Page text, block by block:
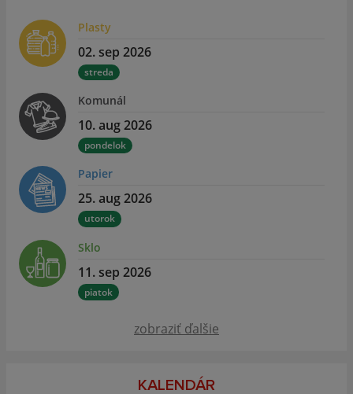
Plasty
02. sep 2026
streda
Komunál
10. aug 2026
pondelok
Papier
25. aug 2026
utorok
Sklo
11. sep 2026
piatok
zobraziť ďalšie
KALENDÁR